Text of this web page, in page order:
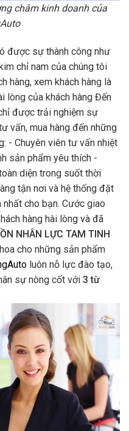
châm kinh doanh của
được sự thành công như
chỉ nam của chúng tôi
hàng, xem khách hàng là
lòng của khách hàng Đến
được trải nghiệm sự
vấn, mua hàng đến những
- Chuyên viên tư vấn nhiệt
sản phẩm yêu thích -
diện trong suốt thời
tận nơi và hệ thống đặt
cho bạn. Cước giao
hàng hài lòng và đã
NHÂN LỰC TAM TINH
cho những sản phẩm
luôn nỗ lực đào tạo,
sự nòng cốt với 3 từ